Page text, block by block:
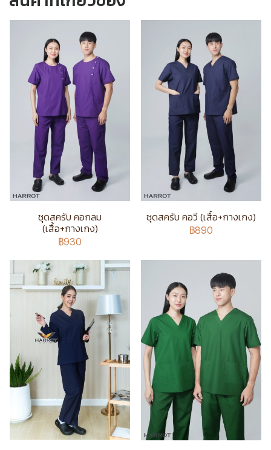
ชุดสครับ คอกลม
(เสื้อ+กางเกง)
฿930
ชุดสครับ คอวี (เสื้อ+กางเกง)
฿890